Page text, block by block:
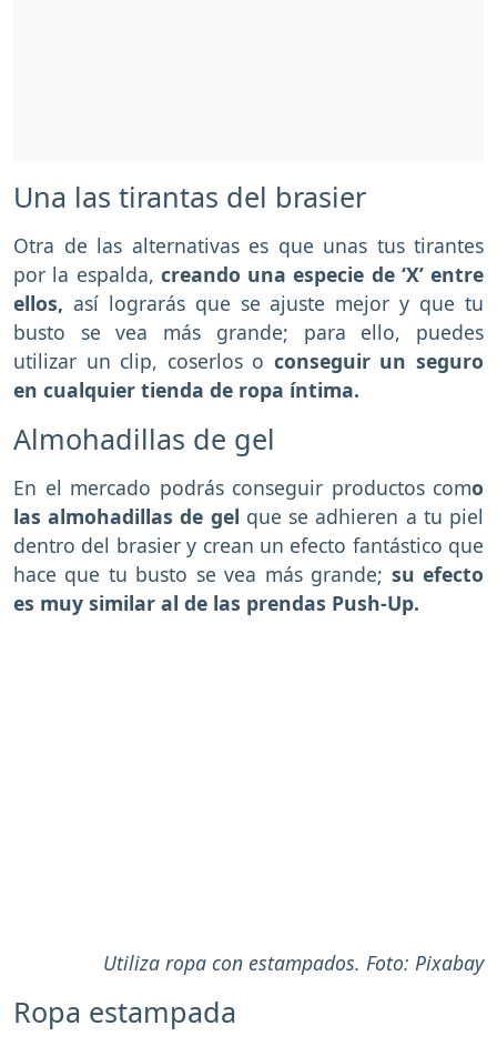
Una las tirantas del brasier
Otra de las alternativas es que unas tus tirantes
por la espalda, creando una especie de ‘X’ entre
ellos, así lograrás que se ajuste mejor y que tu
busto se vea más grande; para ello, puedes
utilizar un clip, coserlos o conseguir un seguro
en cualquier tienda de ropa íntima.
Almohadillas de gel
En el mercado podrás conseguir productos como
las almohadillas de gel que se adhieren a tu piel
dentro del brasier y crean un efecto fantástico que
hace que tu busto se vea más grande; su efecto
es muy similar al de las prendas Push-Up.
Utiliza ropa con estampados. Foto: Pixabay
Ropa estampada